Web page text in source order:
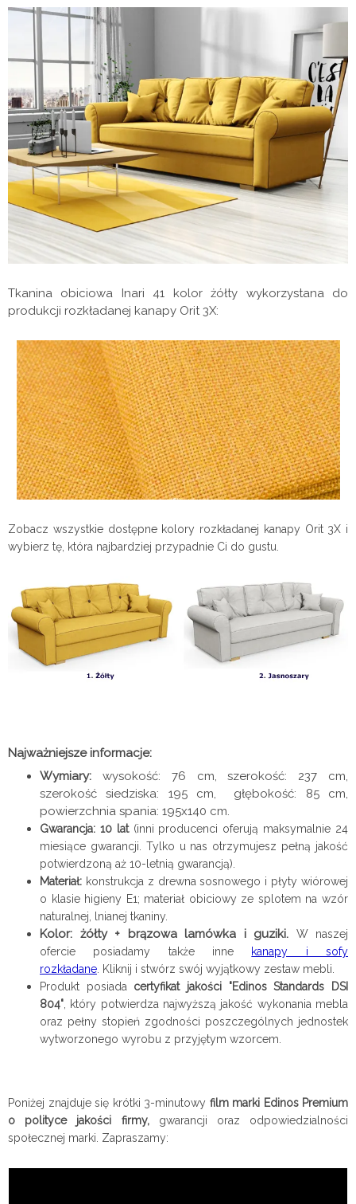
Tkanina obiciowa Inari 41 kolor żółty wykorzystana do
produkcji rozkładanej kanapy Orit 3X:
Zobacz wszystkie dostępne kolory rozkładanej kanapy Orit 3X i
wybierz tę, która najbardziej przypadnie Ci do gustu.
Najważniejsze informacje:
Wymiary: wysokość: 76 cm, szerokość: 237 cm,
szerokość siedziska: 195 cm, głębokość: 85 cm,
powierzchnia spania: 195x140 cm.
Gwarancja: 10 lat(inni producenci oferują maksymalnie 24
miesiące gwarancji. Tylko u nas otrzymujesz pełną jakość
potwierdzoną aż 10-letnią gwarancją).
Materiał: konstrukcja z drewna sosnowego i płyty wiórowej
o klasie higieny E1; materiał obiciowy ze splotem na wzór
naturalnej, lnianej tkaniny.
Kolor: żółty + brązowa lamówka i guziki. W naszej
ofercie posiadamy także inne
kanapy i sofy
rozkładane Kliknij i stwórz swój wyjątkowy zestaw mebli.
Produkt posiada certyfikat jakości "Edinos Standards DSI
804" , który potwierdza najwyższą jakość wykonania mebla
oraz pełny stopień zgodności poszczególnych jednostek
wytworzonego wyrobu z przyjętym wzorcem.
Poniżej znajduje się krótki 3-minutowy film marki Edinos Premium
o polityce jakości firmy, gwarancji oraz odpowiedzialności
społecznej marki. Zapraszamy: